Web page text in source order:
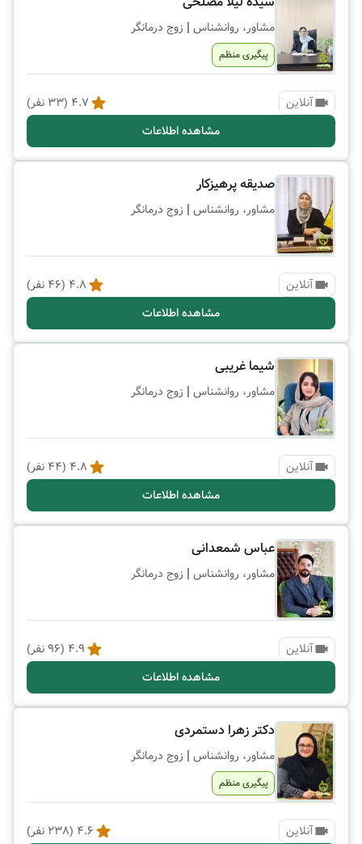
مشاور، روانشناس | زوج درمانگر
پیگیری منظم
آنلاین 4.7
(
33 نفر)
مشاهده اطلاعات
صدیقه پرهیزکار
مشاور، روانشناس | زوج درمانگر
آنلاین 4.8
(
46 نفر)
مشاهده اطلاعات
شیما غریبی
مشاور، روانشناس | زوج درمانگر
آنلاین 4.8
(
44 نفر)
مشاهده اطلاعات
عباس شمعدانی
مشاور، روانشناس | زوج درمانگر
آنلاین 4.9
(
96نفر)
مشاهده اطلاعات
دکتر زهرا دستمردی
مشاور، روانشناس | زوج درمانگر
پیگیری منظم
آنلاین 4.6
(
238 نفر)